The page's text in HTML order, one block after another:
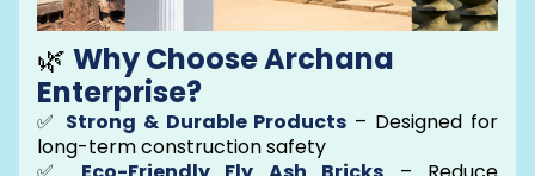
🌿 Why Choose Archana
Enterprise?
✅ Strong & Durable Products – Designed for
long-term construction safety